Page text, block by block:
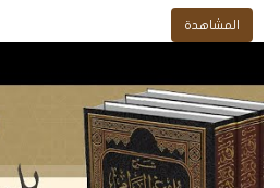
المشاهدة